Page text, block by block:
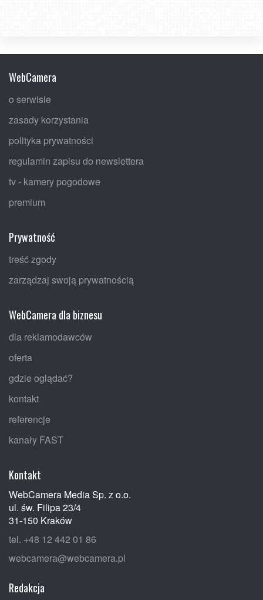
WebCamera
o serwisie
zasady korzystania
polityka prywatności
regulamin zapisu do newslettera
tv - kamery pogodowe
premium
Prywatność
treść zgody
zarządzaj swoją prywatnością
WebCamera dla biznesu
dla reklamodawców
oferta
gdzie oglądać?
kontakt
referencje
kanały FAST
Kontakt
WebCamera Media Sp. z o.o.
ul. św. Filipa 23/4
31-150 Kraków
tel. +48 12 442 01 86
webcamera@webcamera.pl
Redakcja